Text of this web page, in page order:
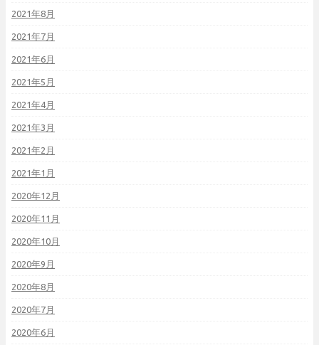
2021年8月
2021年7月
2021年6月
2021年5月
2021年4月
2021年3月
2021年2月
2021年1月
2020年12月
2020年11月
2020年10月
2020年9月
2020年8月
2020年7月
2020年6月